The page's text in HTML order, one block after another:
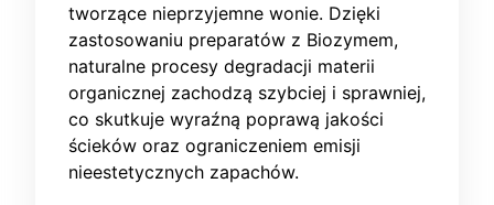
tworzące nieprzyjemne wonie. Dzięki
zastosowaniu preparatów z Biozymem,
naturalne procesy degradacji materii
organicznej zachodzą szybciej i sprawniej,
co skutkuje wyraźną poprawą jakości
ścieków oraz ograniczeniem emisji
nieestetycznych zapachów.